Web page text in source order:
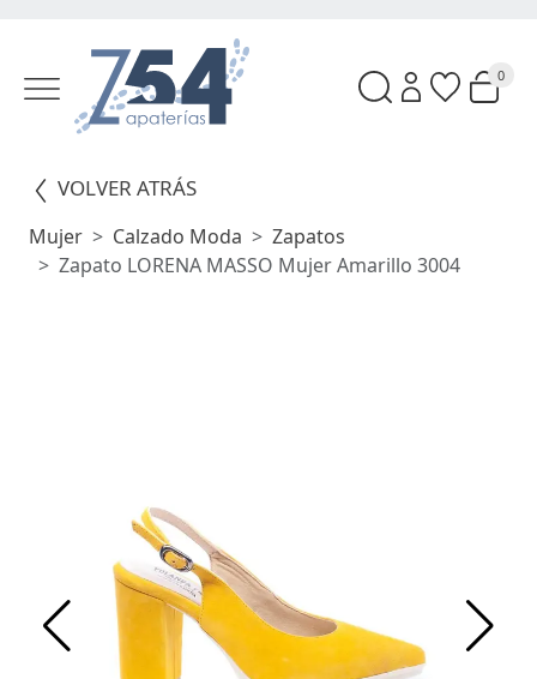
0
VOLVER ATRÁS
Mujer Calzado Moda
Zapatos
Zapato LORENA MASSO Mujer Amarillo 3004